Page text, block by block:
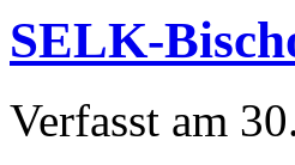
SELK-
Verfasst am